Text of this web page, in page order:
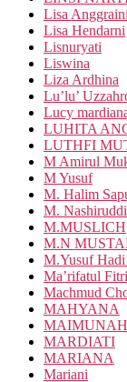
Lisa Anggraini
Lisa Hendarni
Lisnuryati
Liswina
Liza Ardhina
Lu’lu’
Lucy
LUHITA
LUTHFI
M Amirul
M Yusuf
M. Halim
M.
M.MUSLICH
M.N
M.Yusuf
Ma’rifatul
Machmud
MAHYANA
MAIMUNAH
MARDIATI
MARIANA
Mariani